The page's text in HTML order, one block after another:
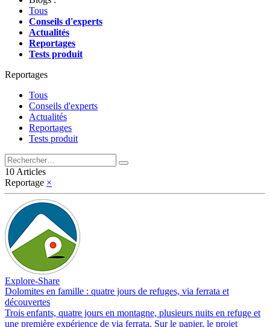
Tous
Conseils d'experts
Actualités
Reportages
Tests produit
Reportages
Tous
Conseils d'experts
Actualités
Reportages
Tests produit
10 Articles
Reportage ×
Explore-Share
Dolomites en famille : quatre jours de refuges, via ferrata et
découvertes
Trois enfants, quatre jours en montagne, plusieurs nuits en refuge et
une première expérience de via ferrata. Sur le papier, le projet